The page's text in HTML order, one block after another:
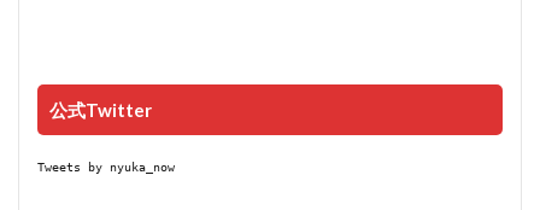
公式Twitter
Tweets by nyuka_now